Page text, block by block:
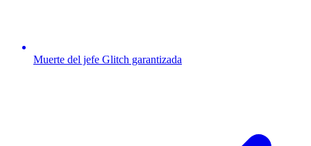
Muerte del jefe Glitch garantizada